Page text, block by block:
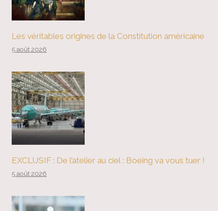
Les véritables origines de la Constitution américaine
5 août 2026
EXCLUSIF : De l’atelier au ciel : Boeing va vous tuer !
5 août 2026